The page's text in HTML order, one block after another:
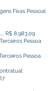
Fixas Pessoal
R$ 8.983,09
Pessoa
Pessoa